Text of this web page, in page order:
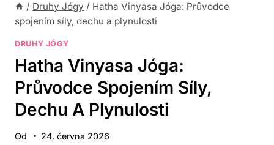
/ Druhy Jógy / Hatha Vinyasa Jóga: Průvodce
spojením síly, dechu a plynulosti
DRUHY JÓGY
Hatha Vinyasa Jóga:
Průvodce Spojením Síly,
Dechu A Plynulosti
Od 24. června 2026